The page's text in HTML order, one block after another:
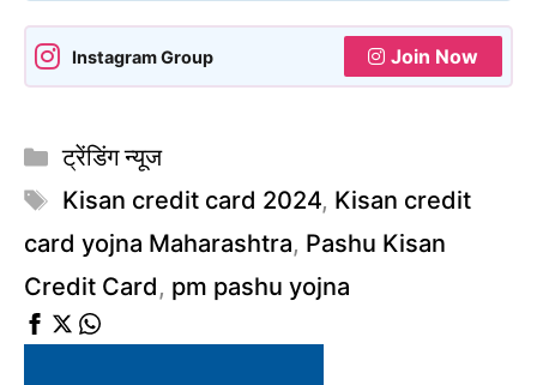
Instagram Group Join Now
Categories
ट्रेंडिंग न्यूज
Tags
Kisan credit card 2024, Kisan credit
card yojna Maharashtra, Pashu Kisan
Credit Card, pm pashu yojna